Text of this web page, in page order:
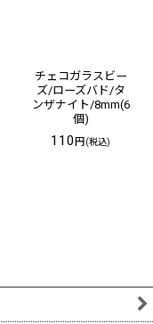
チェコガラスビー
ズ/ローズバド/タ
ンザナイト/8mm(6
個)
110円(税込)